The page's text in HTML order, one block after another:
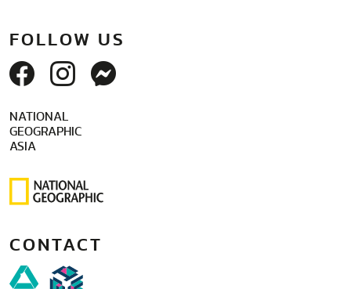
FOLLOW US
NATIONAL
GEOGRAPHIC
ASIA
CONTACT